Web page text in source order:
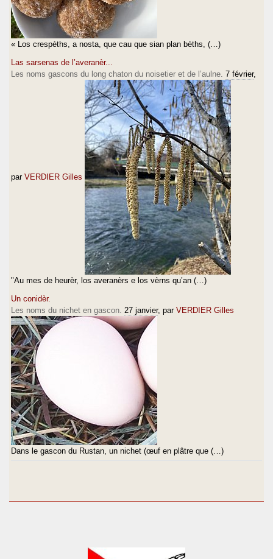
« Los crespèths, a nosta, que cau que sian plan bèths, (…)
Las sarsenas de l’averanèr...
Les noms gascons du long chaton du noisetier et de l’aulne. 7 février,
par VERDIER Gilles
"Au mes de heurèr, los averanèrs e los vèrns qu’an (…)
Un conidèr.
Les noms du nichet en gascon. 27 janvier, par VERDIER Gilles
Dans le gascon du Rustan, un nichet (œuf en plâtre que (…)